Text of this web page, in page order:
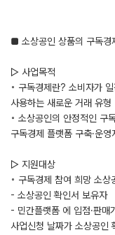
■ 소상공인 상품의 구독
▷ 사업목적
◦ 구독경제란? 소비자가
사용하는 새로운 거래 유형
◦ 소상공인의 안정적인 구
구독경제 플랫폼 구축·운영
▷ 지원대상
◦ 구독경제 참여 희망 소상
- 소상공인 확인서 보유자
- 민간플랫폼 에 입점·판매
사업신청 날짜가 소상공인